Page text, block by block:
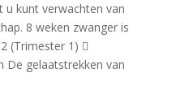
u kunt verwachten van
8 weken zwanger is
(Trimester 1) 
De gelaatstrekken van